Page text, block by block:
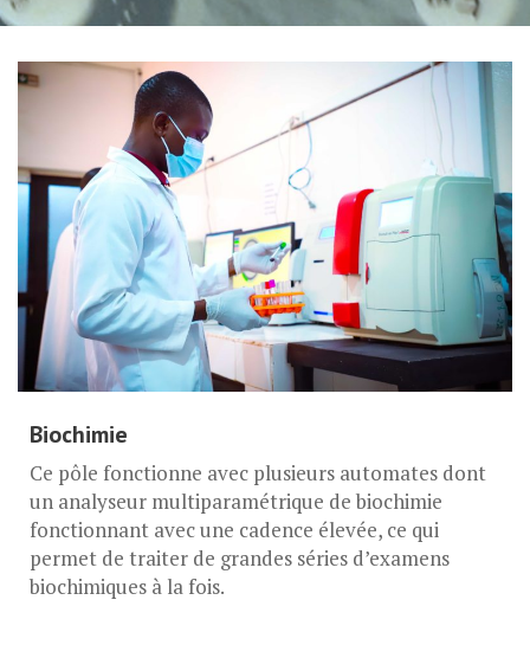
Biochimie
Ce pôle fonctionne avec plusieurs automates dont
un analyseur multiparamétrique de biochimie
fonctionnant avec une cadence élevée, ce qui
permet de traiter de grandes séries d’examens
biochimiques à la fois.